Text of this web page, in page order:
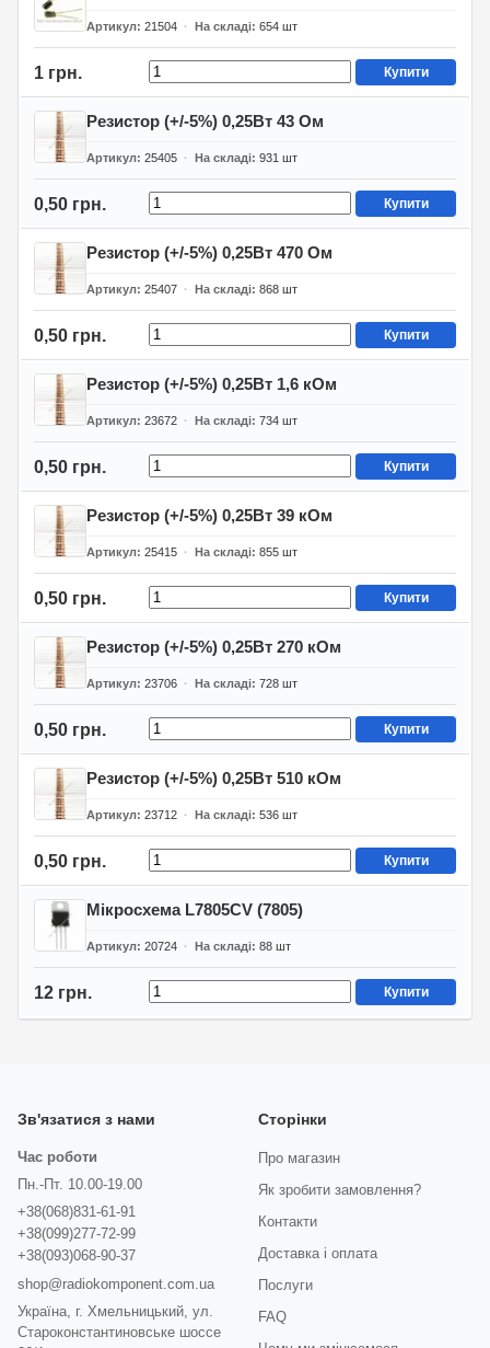
Артикул 21504 На складі 654 шт
1 грн. Купити
Резистор (+/-5%) 0,25Вт 43 Ом
Артикул 25405 На складі 931 шт
0,50 грн. Купити
Резистор (+/-5%) 0,25Вт 470 Ом
Артикул 25407 На складі 868 шт
0,50 грн. Купити
Резистор (+/-5%) 0,25Вт 1,6 кОм
Артикул 23672 На складі 734 шт
0,50 грн. Купити
Резистор (+/-5%) 0,25Вт 39 кОм
Артикул 25415 На складі 855 шт
0,50 грн. Купити
Резистор (+/-5%) 0,25Вт 270 кОм
Артикул 23706 На складі 728 шт
0,50 грн. Купити
Резистор (+/-5%) 0,25Вт 510 кОм
Артикул 23712 На складі 536 шт
0,50 грн. Купити
Мікросхема L7805CV (7805)
Артикул 20724 На складі 88 шт
12 грн. Купити
Зв'язатися з нами
Час роботи
Пн.-Пт. 10.00-19.00
+38(068)831-61-91
+38(099)277-72-99
+38(093)068-90-37
shop@radiokomponent.com.ua
Україна, г. Хмельницький, ул.
Староконстантиновське шоссе
Сторінки
Про магазин
Як зробити замовлення?
Контакти
Доставка і оплата
Послуги
FAQ